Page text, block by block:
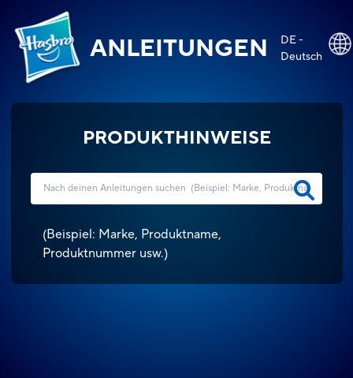
ANLEITUNGEN
DE -
Deutsch
PRODUKTHINWEISE
(Beispiel: Marke, Produktname,
Produktnummer usw.)